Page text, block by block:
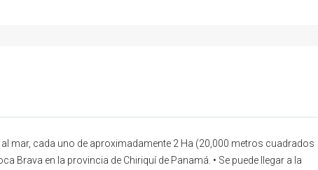
mar, cada uno de aproximadamente 2 Ha (20,000 metros cuadrados
Brava en la provincia de Chiriquí de Panamá. • Se puede llegar a la